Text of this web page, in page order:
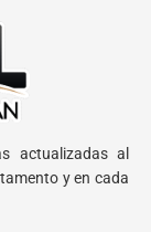
actualizadas al
y en cada